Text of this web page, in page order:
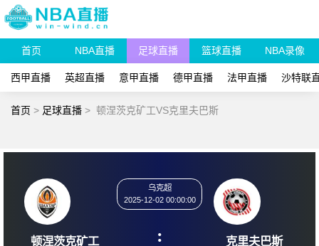
首页 NBA直播 足球直播 篮球直播 NBA录像
西甲直播 英超直播 意甲直播 德甲直播 法甲直播 沙特联
首页 > 足球直播 > 顿涅茨克矿工VS克里夫巴斯
2025-12-02 00:00:00